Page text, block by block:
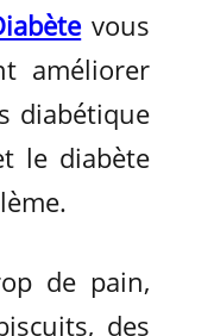
vous
améliorer
diabétique
le diabète
de pain,
des